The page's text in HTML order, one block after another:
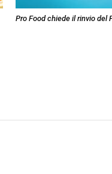
Pro Food chiede il rinvio del